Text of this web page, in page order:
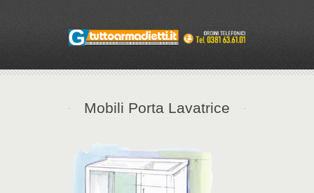
Mobili Porta Lavatrice